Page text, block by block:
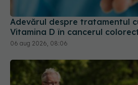
Adevărul despre tratamentul
Vitamina D în cancerul
06 aug 2026, 08:06